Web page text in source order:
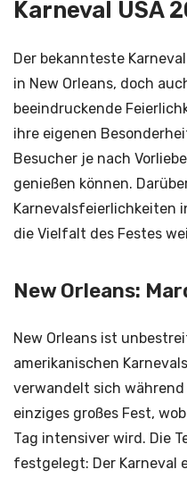
Karneval USA
Der bekannteste
in New Orleans, doch
beeindruckende
ihre eigenen
Besucher je nach
genießen können.
Karnevalsfeierlichkeiten
die Vielfalt des Festes
New Orleans:
New Orleans ist
amerikanischen
verwandelt sich während
einziges großes Fest,
Tag intensiver wird. Die
festgelegt: Der Karneval